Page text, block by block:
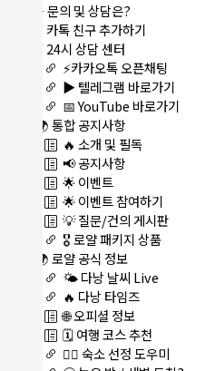
⭐ 문의 및 상담은?
⚡ 카톡 친구 추가하기
⚡ 24시 상담 센터
⚡카카오톡 오픈채팅
▶️ 텔레그램 바로가기
📅 YouTube 바로가기
🌍 통합 공지사항
🔥 소개 및 필독
📢 공지사항
🌟 이벤트
🌟 이벤트 참여하기
💡 질문/건의 게시판
🎖️ 로얄 패키지 상품
🌍 로얄 공식 정보
🌤️ 다낭 날씨 Live
🔥 다낭 타임즈
🌐 오피셜 정보
🗓️ 여행 코스 추천
🏊‍♀️ 숙소 선정 도우미